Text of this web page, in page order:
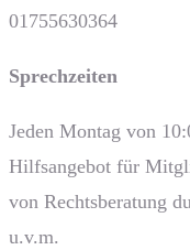
01755630364
Sprech­zeiten
Jeden Montag von
Hilfsangebot für
von Rechtsberatung
u.v.m.